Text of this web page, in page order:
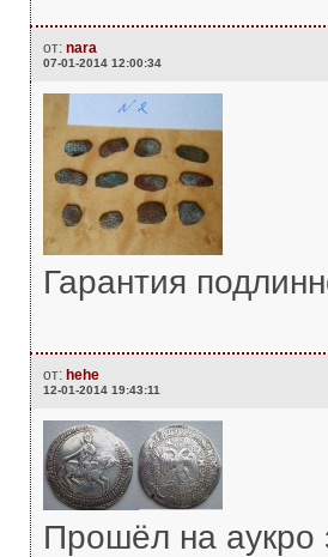
от: nara
07-01-2014 12:00:34
Гарантия
от: hehe
12-01-2014 19:43:11
Прошёл на аукро